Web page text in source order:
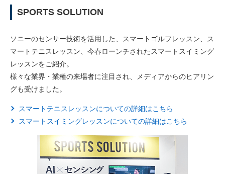
SPORTS SOLUTION
ソニーのセンサー技術を活用した、スマートゴルフレッスン、ス
マートテニスレッスン、今春ローンチされたスマートスイミング
レッスンをご紹介。
様々な業界・業種の来場者に注目され、メディアからのヒアリン
グも受けました。
スマートテニスレッスンについての詳細はこちら
スマートスイミングレッスンについての詳細はこちら